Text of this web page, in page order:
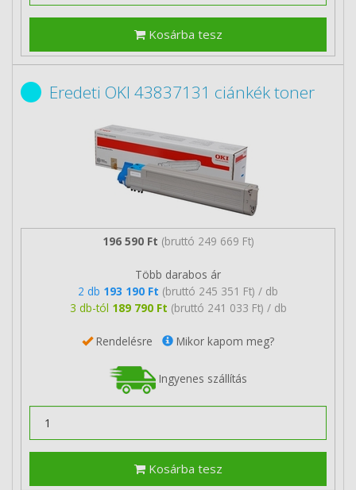
Kosárba tesz
Eredeti OKI 43837131 ciánkék toner
196 590 Ft (bruttó 249 669 Ft)
Több darabos ár
2 db 193 190 Ft (bruttó 245 351 Ft) / db
3 db-tól 189 790 Ft (bruttó 241 033 Ft) / db
Rendelésre Mikor kapom meg?
Ingyenes szállítás
Kosárba tesz